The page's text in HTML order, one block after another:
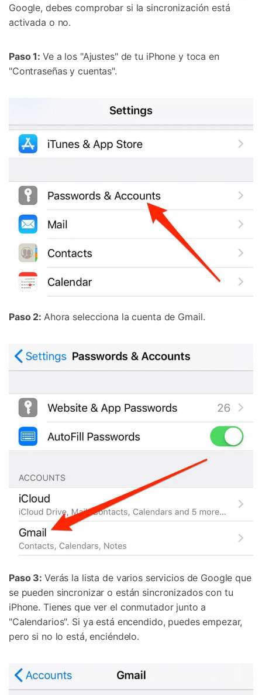
Google, debes comprobar si la sincronización está
activada o no.
Paso 1: Ve a los "Ajustes" de tu iPhone y toca en
"Contraseñas y cuentas".
Paso 2: Ahora selecciona la cuenta de Gmail.
Paso 3: Verás la lista de varios servicios de Google que
se pueden sincronizar o están sincronizados con tu
iPhone. Tienes que ver el conmutador junto a
"Calendarios". Si ya está encendido, puedes empezar,
pero si no lo está, enciéndelo.